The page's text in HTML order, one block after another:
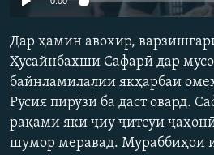
ГУЗОРИШҲОИ РАДИОӢ
ПАЙГИРӢ КУНЕД
240p
720p
Дар ҳамин авохир,
Ҳусайнбахши Сафарӣ дар
байнламилалии якҳарбаи
Русия пирӯзӣ ба даст овард.
рақами яки ҷиу ҷитсуи
шумор меравад. Мураббиҳои